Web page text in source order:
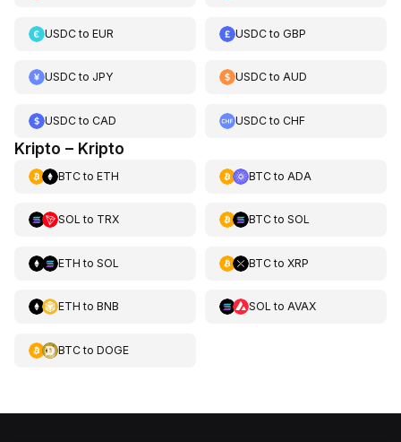
USDCto EUR USDCtoGBP
USDCto JPY USDCtoAUD
USDCto CAD USDCtoCHF
Kripto – Kripto
BTCto ETH BTCto ADA
SOL to TRX BTCto SOL
ETH to SOL BTCto XRP
ETH to BNB SOL to AVAX
BTCto DOGE